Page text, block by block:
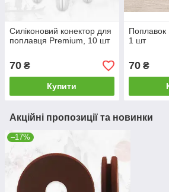
Силіконовий конектор для
поплавця Premium, 10 шт
70 ₴
Купити
1 шт
70₴
Акційні пропозиції та новинки
–17%